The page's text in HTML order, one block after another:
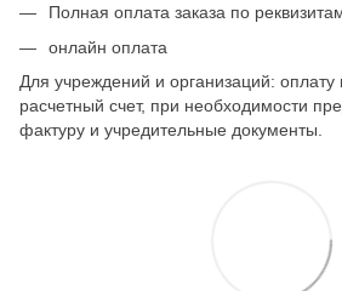
Полная оплата заказа по
онлайн оплата
Для учреждений и организаций:
расчетный счет, при необходимости
фактуру и учредительные документы.